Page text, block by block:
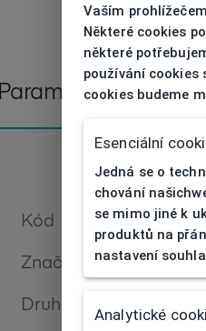
Parametry
Kód
Značka
Druh obruby
Vaším
Některé cookies
některé
používání cookies
cookies budeme
Esenciální
Jedná se o
chování
se mimo jiné k
produktů na
nastavení
Analytické